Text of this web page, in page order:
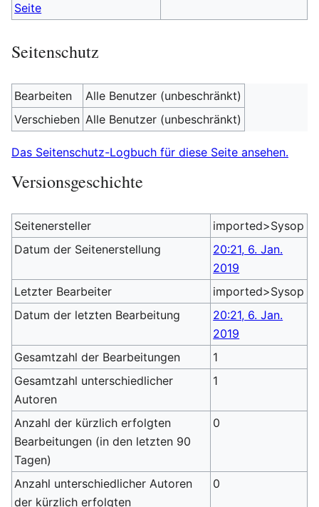
Seite
Seitenschutz
Bearbeiten
Alle Benutzer (unbeschränkt)
Verschieben Alle Benutzer (unbeschränkt)
Das Seitenschutz-Logbuch für diese Seite ansehen.
Versionsgeschichte
Seitenersteller
imported>Sysop
Datum der Seitenerstellung
20:21, 6. Jan.
2019
Letzter Bearbeiter
imported>Sysop
Datum der letzten Bearbeitung
20:21, 6. Jan.
2019
Gesamtzahl der Bearbeitungen
1
Gesamtzahl unterschiedlicher
Autoren
1
Anzahl der kürzlich erfolgten
Bearbeitungen (in den letzten 90
Tagen)
0
Anzahl unterschiedlicher Autoren
der kürzlich erfolgten
0